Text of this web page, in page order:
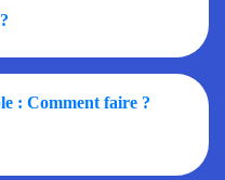
: Comment faire ?